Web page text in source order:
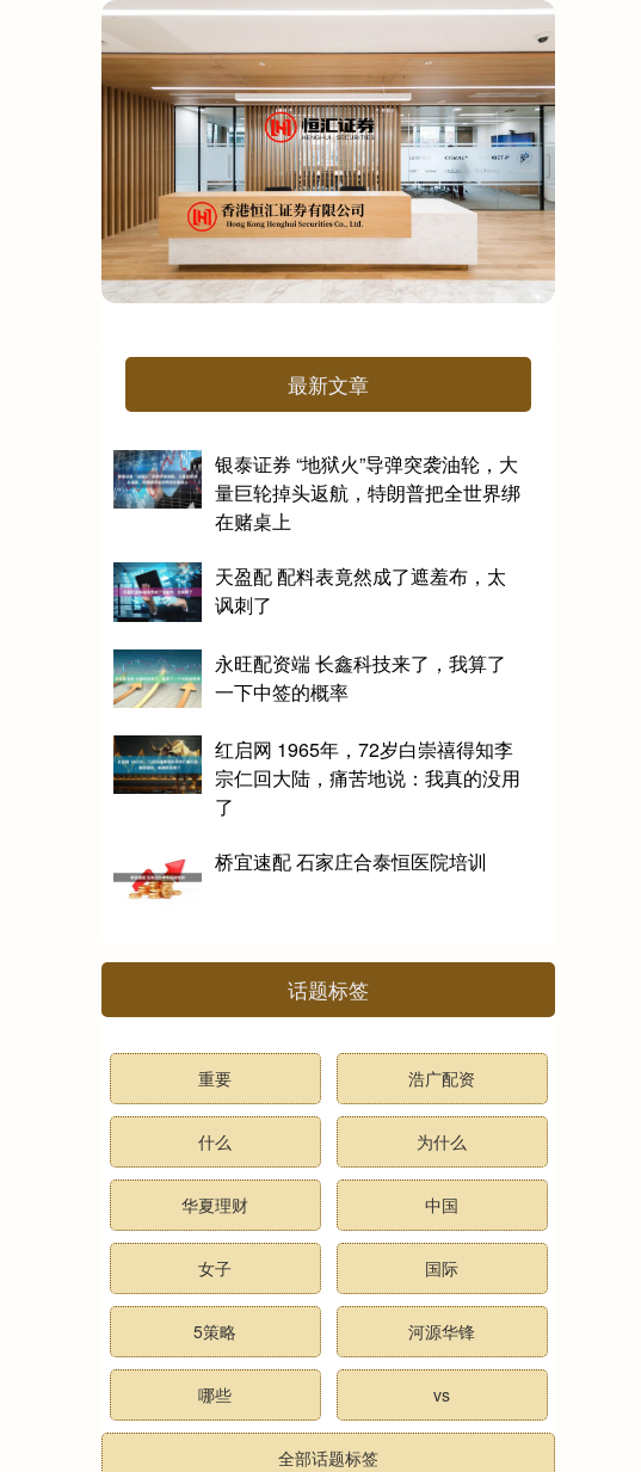
最新文章
银泰证券 “地狱火”导弹突袭油轮，大
量巨轮掉头返航，特朗普把全世界绑
在赌桌上
天盈配 配料表竟然成了遮羞布，太
讽刺了
永旺配资端 长鑫科技来了，我算了
一下中签的概率
红启网 1965年，72岁白崇禧得知李
宗仁回大陆，痛苦地说：我真的没用
了
桥宜速配 石家庄合泰恒医院培训
话题标签
重要 浩广配资
什么 为什么
华夏理财 中国
女子 国际
5策略 河源华锋
哪些 vs
全部话题标签